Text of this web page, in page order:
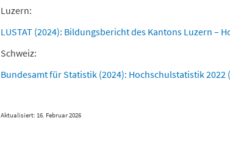
Luzern:
LUSTAT (2024): Bildungsbericht des Kantons Luzern –
Schweiz:
Bundesamt für Statistik (2024): Hochschulstatistik
Aktualisiert: 16. Februar 2026